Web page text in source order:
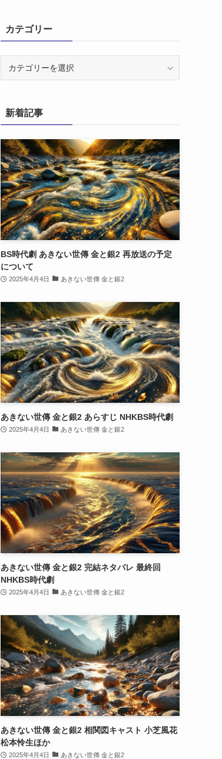
カテゴリー
ー新着記事
BS時代劇 あきない世傳 金と銀2 再放送の予定
について
2025年4月4日 あきない世傳 金と銀2
あきない世傳 金と銀2 あらすじ NHKBS時代劇
2025年4月4日 あきない世傳 金と銀2
あきない世傳 金と銀2 完結ネタバレ 最終回
NHKBS時代劇
2025年4月4日 あきない世傳 金と銀2
あきない世傳 金と銀2 相関図キャスト 小芝風花
松本怜生ほか
2025年4月4日 あきない世傳 金と銀2